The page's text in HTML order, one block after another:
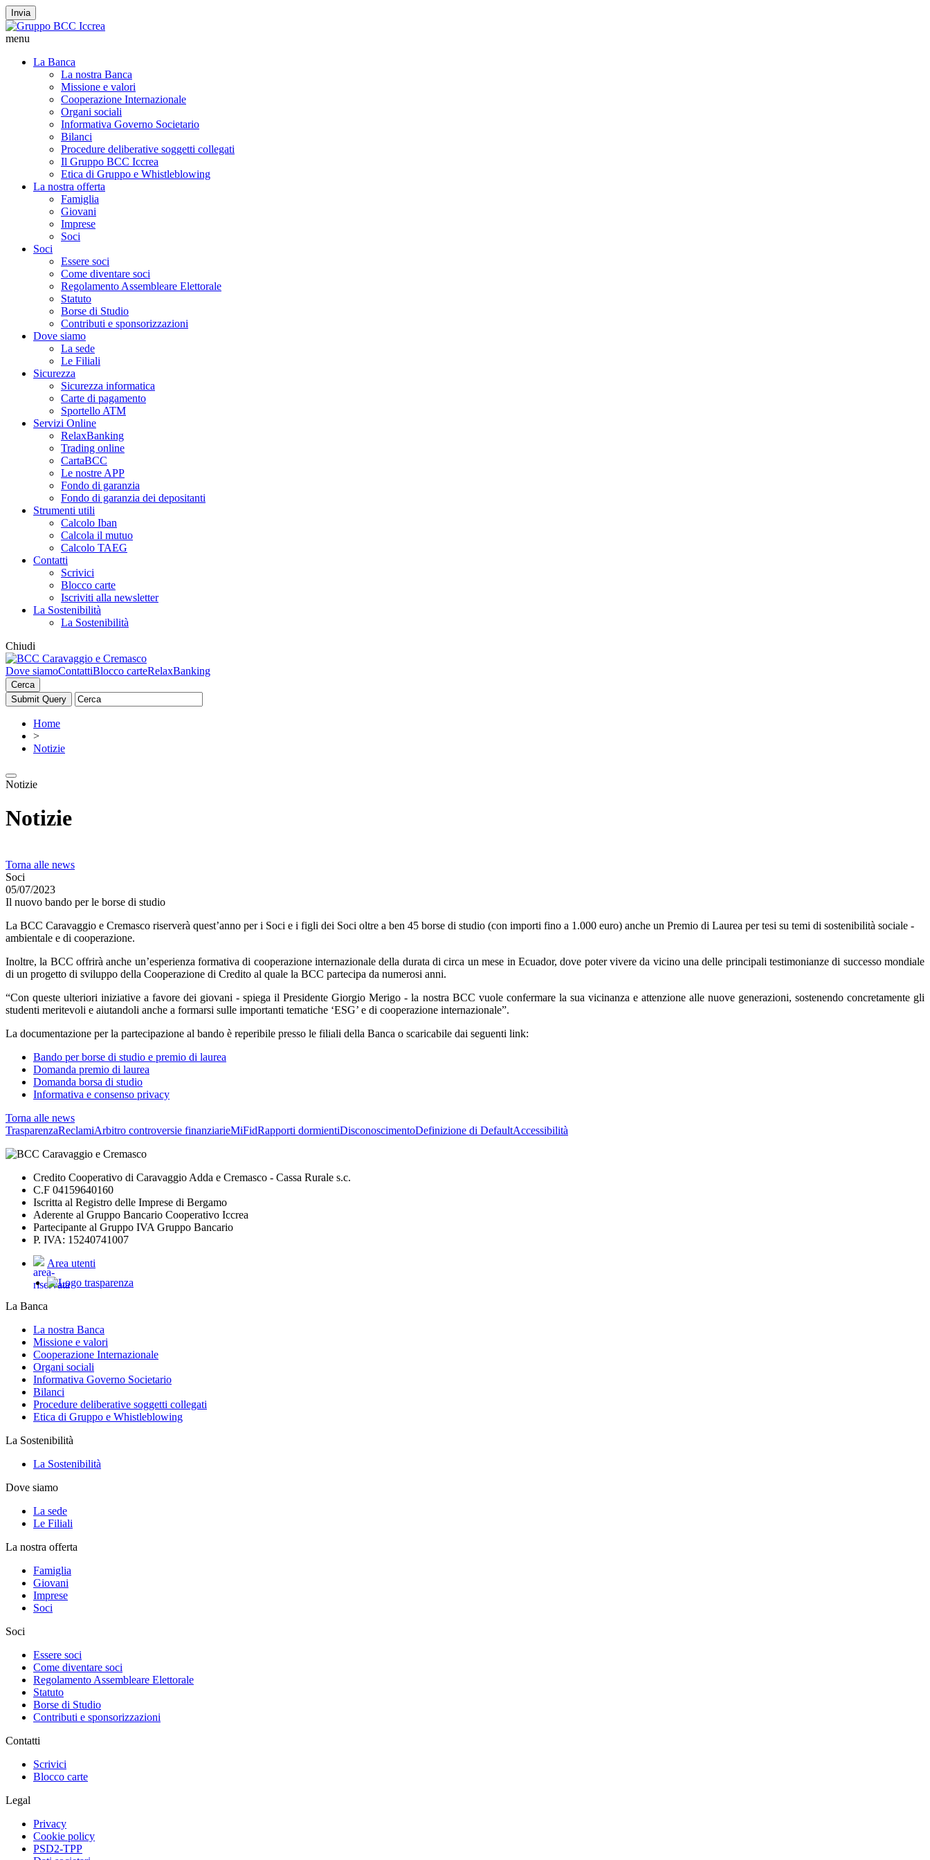
Invia
menu
La Banca
La nostra Banca
Missione e valori
Cooperazione Internazionale
Organi sociali
Informativa Governo Societario
Bilanci
Procedure deliberative soggetti collegati
Il Gruppo BCC Iccrea
Etica di Gruppo e Whistleblowing
La nostra offerta
Famiglia
Giovani
Imprese
Soci
Soci
Essere soci
Come diventare soci
Regolamento Assembleare Elettorale
Statuto
Borse di Studio
Contributi e sponsorizzazioni
Dove siamo
La sede
Le Filiali
Sicurezza
Sicurezza informatica
Carte di pagamento
Sportello ATM
Servizi Online
RelaxBanking
Trading online
CartaBCC
Le nostre APP
Fondo di garanzia
Fondo di garanzia dei depositanti
Strumenti utili
Calcolo Iban
Calcola il mutuo
Calcolo TAEG
Contatti
Scrivici
Blocco carte
Iscriviti alla newsletter
La Sostenibilità
La Sostenibilità
Chiudi
Dove siamoContattiBlocco carteRelaxBanking
Cerca
Home
>
Notizie
Notizie
Notizie
Torna alle news
Soci
05/07/2023
Il nuovo bando per le borse di studio
La BCC Caravaggio e Cremasco riserverà quest’anno per i Soci e i figli dei Soci oltre a ben 45 borse di studio (con importi fino a 1.000 euro) anche un Premio di Laurea per tesi su temi di sostenibilità sociale -
ambientale e di cooperazione.
Inoltre, la BCC offrirà anche un’esperienza formativa di cooperazione internazionale della durata di circa un mese in Ecuador, dove poter vivere da vicino una delle principali testimonianze di successo mondiale
di un progetto di sviluppo della Cooperazione di Credito al quale la BCC partecipa da numerosi anni.
“Con queste ulteriori iniziative a favore dei giovani - spiega il Presidente Giorgio Merigo - la nostra BCC vuole confermare la sua vicinanza e attenzione alle nuove generazioni, sostenendo concretamente gli
studenti meritevoli e aiutandoli anche a formarsi sulle importanti tematiche ‘ESG’ e di cooperazione internazionale”.
La documentazione per la partecipazione al bando è reperibile presso le filiali della Banca o scaricabile dai seguenti link:
Bando per borse di studio e premio di laurea
Domanda premio di laurea
Domanda borsa di studio
Informativa e consenso privacy
Torna alle news
TrasparenzaReclamiArbitro controversie finanziarieMiFidRapporti dormientiDisconoscimentoDefinizione di DefaultAccessibilità
Credito Cooperativo di Caravaggio Adda e Cremasco - Cassa Rurale s.c.
C.F 04159640160
Iscritta al Registro delle Imprese di Bergamo
Aderente al Gruppo Bancario Cooperativo Iccrea
Partecipante al Gruppo IVA Gruppo Bancario
P. IVA: 15240741007
Area utenti
La Banca
La nostra Banca
Missione e valori
Cooperazione Internazionale
Organi sociali
Informativa Governo Societario
Bilanci
Procedure deliberative soggetti collegati
Etica di Gruppo e Whistleblowing
La Sostenibilità
La Sostenibilità
Dove siamo
La sede
Le Filiali
La nostra offerta
Famiglia
Giovani
Imprese
Soci
Soci
Essere soci
Come diventare soci
Regolamento Assembleare Elettorale
Statuto
Borse di Studio
Contributi e sponsorizzazioni
Contatti
Scrivici
Blocco carte
Legal
Privacy
Cookie policy
PSD2-TPP